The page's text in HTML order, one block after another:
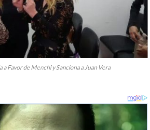
a Favor de Menchi y Sanciona a Juan Vera